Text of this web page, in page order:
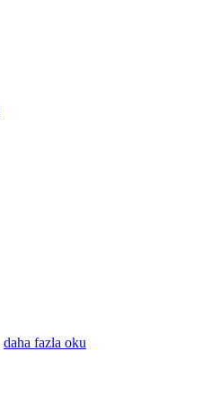
daha fazla oku